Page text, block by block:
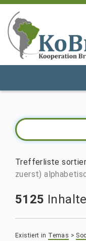
Trefferliste
zuerst)
5125
Existiert in Temas >